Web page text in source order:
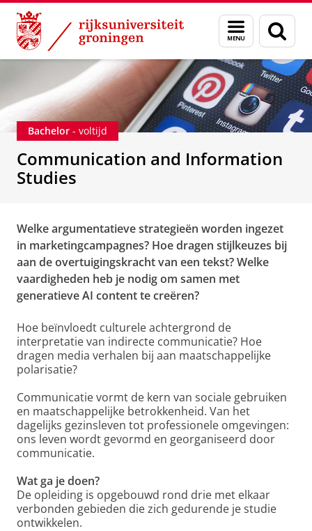
Skip
Content
Skip
Navigation
Menu
en
zoeken
Onderwijs Communication and Information Studies
Bachelor - voltijd
Communication and Information
Studies
Welke argumentatieve strategieën worden ingezet
in marketingcampagnes? Hoe dragen stijlkeuzes bij
aan de overtuigingskracht van een tekst? Welke
vaardigheden heb je nodig om samen met
generatieve AI content te creëren?
Hoe beïnvloedt culturele achtergrond de
interpretatie van indirecte communicatie? Hoe
dragen media verhalen bij aan maatschappelijke
polarisatie?
Communicatie vormt de kern van sociale gebruiken
en maatschappelijke betrokkenheid. Van het
dagelijks gezinsleven tot professionele omgevingen:
ons leven wordt gevormd en georganiseerd door
communicatie.
Wat ga je doen?
De opleiding is opgebouwd rond drie met elkaar
verbonden gebieden die zich gedurende je studie
ontwikkelen.